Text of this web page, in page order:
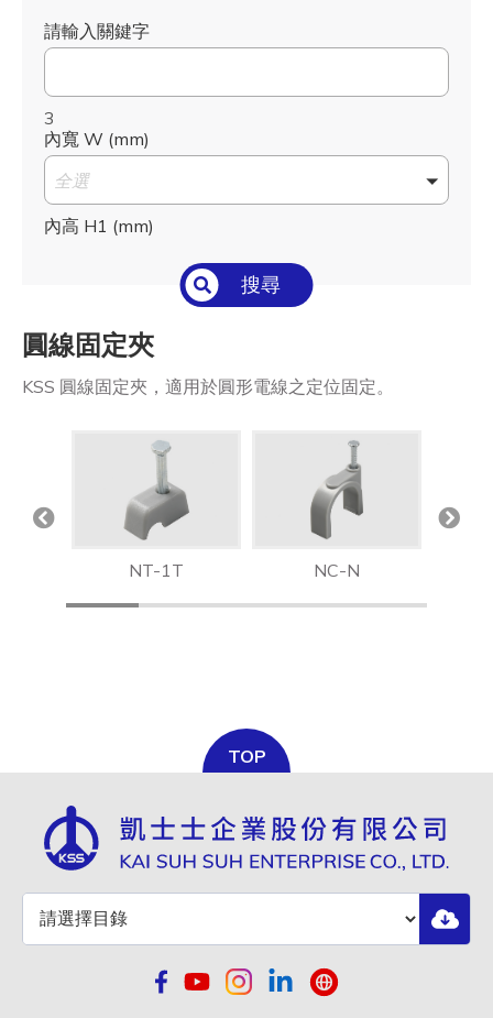
請輸入關鍵字
3
內寬 W (mm)
全選
內高 H1 (mm)
全選
搜尋
圓線固定夾
KSS 圓線固定夾，適用於圓形電線之定位固定。
NT-1T NC-N
TOP